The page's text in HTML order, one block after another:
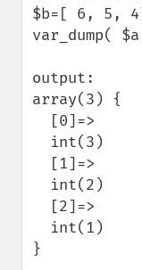
$b=[ 6, 5,
var_dump(
output:
array(3) {
}